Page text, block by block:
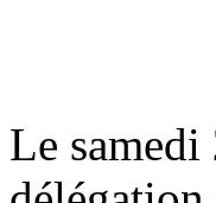
Le samedi